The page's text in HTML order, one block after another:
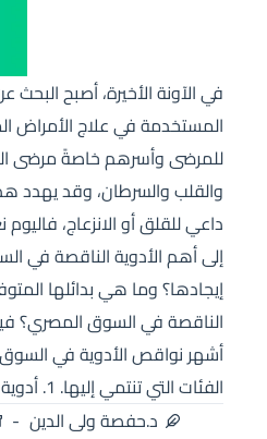
في الآونة الأخيرة، أصبح البحث
المستخدمة في علاج الأمراض
للمرضى وأسرهم خاصةً مرضى
والقلب والسرطان، وقد يهدد
داعي للقلق أو الانزعاج،
إلى أهم الأدوية الناقصة في
إيجادها؟ وما هي بدائلها
الناقصة في السوق المصري؟
أشهر نواقص الأدوية في
الفئات التي تنتمي إليها. 1. أدوية السكر…
د.حفصة ولى الدين